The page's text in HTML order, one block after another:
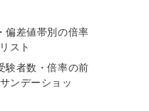
偏差値帯別の倍率
スト
験者数・倍率の前
ンデーショッ